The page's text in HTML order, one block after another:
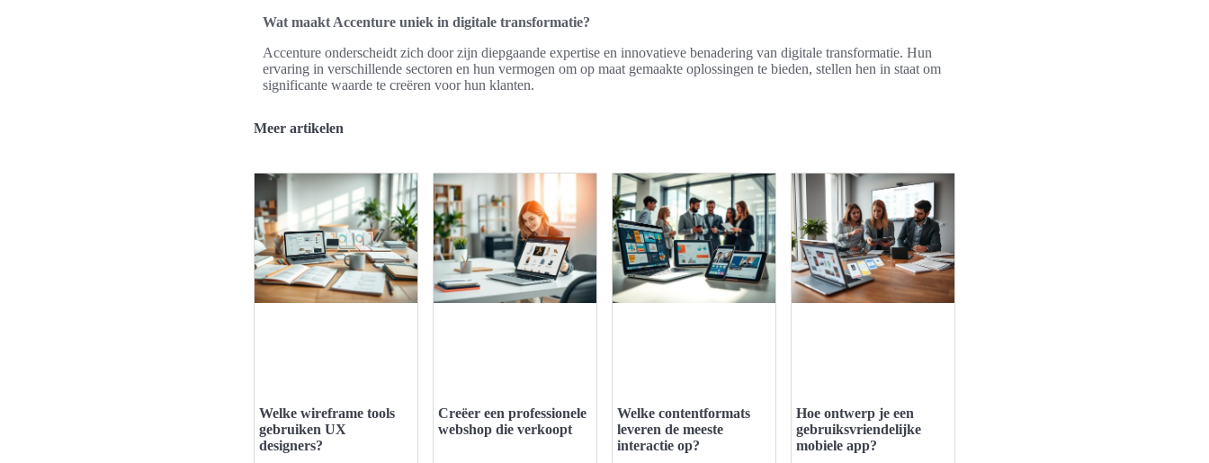
Wat maakt Accenture uniek in digitale transformatie?
Accenture onderscheidt zich door zijn diepgaande expertise en innovatieve benadering van digitale transformatie. Hun
ervaring in verschillende sectoren en hun vermogen om op maat gemaakte oplossingen te bieden, stellen hen in staat om
significante waarde te creëren voor hun klanten.
Meer artikelen
Welke wireframe tools
gebruiken UX
designers?
Creëer een professionele
webshop die verkoopt
Welke contentformats
leveren de meeste
interactie op?
Hoe ontwerp je een
gebruiksvriendelijke
mobiele app?